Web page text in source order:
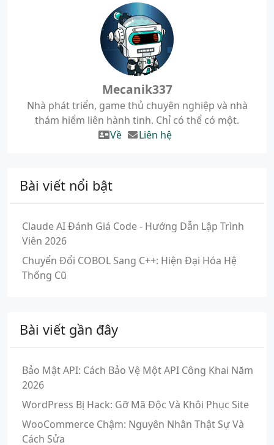
Mecanik337
Nhà phát triển, game thủ chuyên nghiệp và nhà
thám hiểm liên hành tinh. Chỉ có thể có một.
Về
Liên hệ
Bài viết nổi bật
Claude AI Đánh Giá Code - Hướng Dẫn Lập Trình
Viên 2026
Chuyển Đổi COBOL Sang C++: Hiện Đại Hóa Hệ
Thống Cũ
Bài viết gần đây
Bảo Mật API: Cách Bảo Vệ Một API Công Khai Năm
2026
WordPress Bị Hack: Gỡ Mã Độc Và Khôi Phục Site
WooCommerce Chậm: Nguyên Nhân Thật Sự Và
Cách Sửa